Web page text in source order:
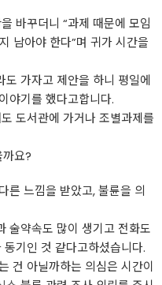
바꾸더니 “과제 때문에 모임
남아야 한다”며 귀가 시간을
가자고 제안을 하니 평일에
야기를 했다고합니다.
도서관에 가거나 조별과제를
요?
른 느낌을 받았고, 불륜을 의
술약속도 많이 생기고 전화도
기인 것 같다고하셨습니다.
건 아닐까하는 의심은 시간이